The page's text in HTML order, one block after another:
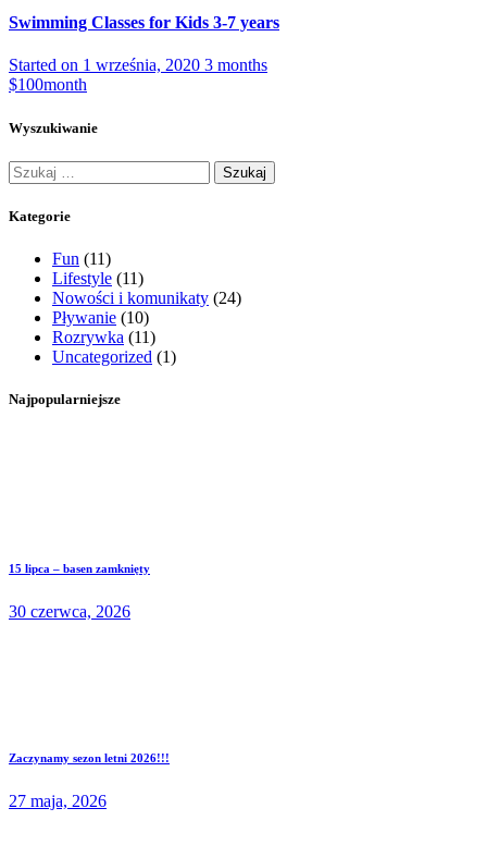
Swimming Classes for Kids 3-7 years
Started on 1 września, 2020 3 months
$100month
Wyszukiwanie
Szukaj:
Kategorie
Fun (11)
Lifestyle (11)
Nowości i komunikaty (24)
Pływanie (10)
Rozrywka (11)
Uncategorized (1)
Najpopularniejsze
15 lipca – basen zamknięty
30 czerwca, 2026
Zaczynamy sezon letni 2026!!!
27 maja, 2026